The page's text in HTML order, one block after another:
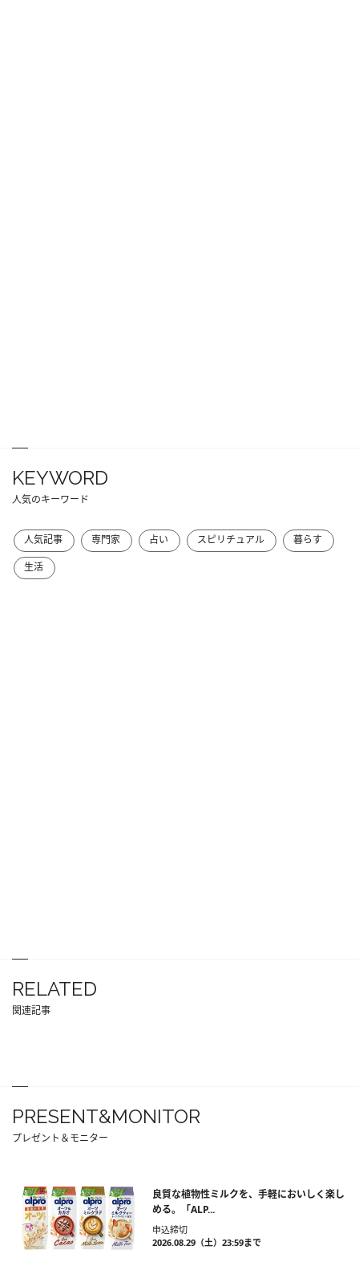
KEYWORD
人気のキーワード
人気記事 専門家 占い スピリチュアル
暮らす
生活
RELATED
関連記事
PRESENT&MONITOR
プレゼント＆モニター
良質な植物性ミルクを、手軽においしく楽し
める。「ALP...
申込締切
2026.08.29（土）23:59まで